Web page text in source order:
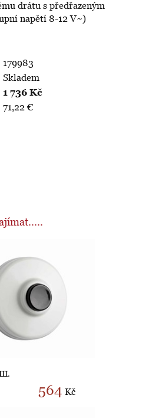
drátu s předřazeným
napětí 8-12 V~)
179983
Skladem
1 736 Kč
71,22 €
564 Kč